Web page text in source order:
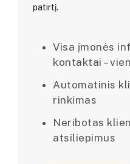
patirtį.
Visa įmonės
kontaktai –
Automatinis
rinkimas
Neribotas
atsiliepimus